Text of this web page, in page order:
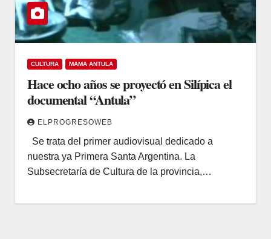
CULTURA MAMA ANTULA
Hace ocho años se proyectó en Silípica el
documental “Antula”
ELPROGRESOWEB
Se trata del primer audiovisual dedicado a
nuestra ya Primera Santa Argentina. La
Subsecretaría de Cultura de la provincia,…